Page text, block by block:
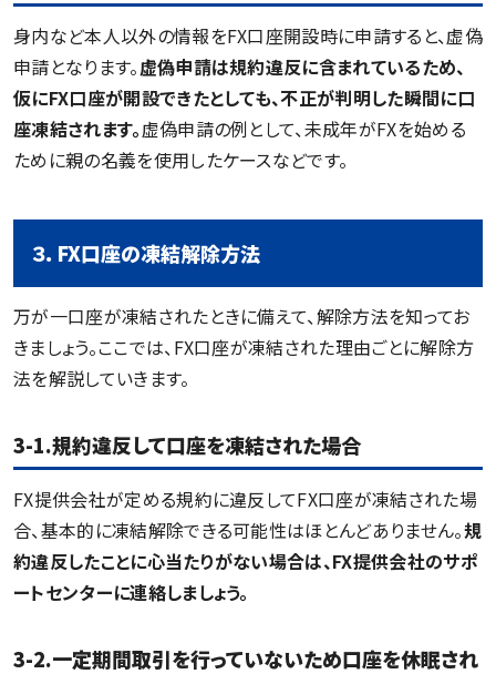
身内など本人以外の情報をFX口座開設時に申請すると、虚偽
申請となります。虚偽申請は規約違反に含まれているため、
仮にFX口座が開設できたとしても、不正が判明した瞬間に口
座凍結されます。虚偽申請の例として、未成年がFXを始める
ために親の名義を使用したケースなどです。
３．FX口座の凍結解除方法
万が一口座が凍結されたときに備えて、解除方法を知ってお
きましょう。ここでは、FX口座が凍結された理由ごとに解除方
法を解説していきます。
3-1.規約違反して口座を凍結された場合
FX提供会社が定める規約に違反してFX口座が凍結された場
合、基本的に凍結解除できる可能性はほとんどありません。規
約違反したことに心当たりがない場合は、FX提供会社のサポ
ートセンターに連絡しましょう。
3-2.一定期間取引を行っていないため口座を休眠され